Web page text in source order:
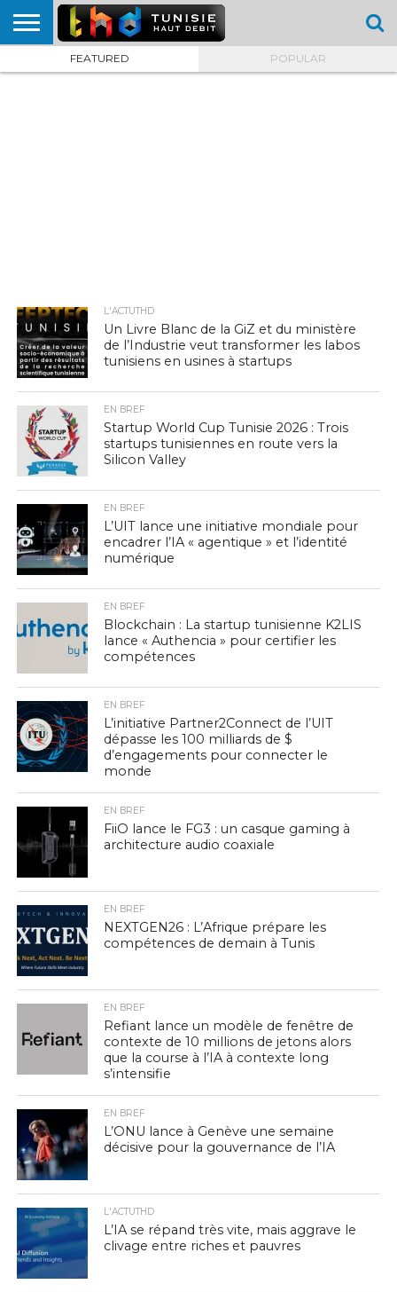
HOME
L’ACTUTHD
EN
PODCASTS
TEST
COMPARATIF
CARTE DE
CONTACT
FEATURED POPULAR
L'ACTUTHD
Un Livre Blanc de la GiZ et du ministère
de l’Industrie veut transformer les labos
tunisiens en usines à startups
EN BREF
Startup World Cup Tunisie 2026 : Trois
startups tunisiennes en route vers la
Silicon Valley
EN BREF
L’UIT lance une initiative mondiale pour
encadrer l’IA « agentique » et l’identité
numérique
EN BREF
Blockchain : La startup tunisienne K2LIS
lance « Authencia » pour certifier les
compétences
EN BREF
L’initiative Partner2Connect de l’UIT
dépasse les 100 milliards de $
d’engagements pour connecter le
monde
EN BREF
FiiO lance le FG3 : un casque gaming à
architecture audio coaxiale
EN BREF
NEXTGEN26 : L’Afrique prépare les
compétences de demain à Tunis
EN BREF
Refiant lance un modèle de fenêtre de
contexte de 10 millions de jetons alors
que la course à l’IA à contexte long
s’intensifie
EN BREF
L’ONU lance à Genève une semaine
décisive pour la gouvernance de l’IA
L'ACTUTHD
L’IA se répand très vite, mais aggrave le
clivage entre riches et pauvres